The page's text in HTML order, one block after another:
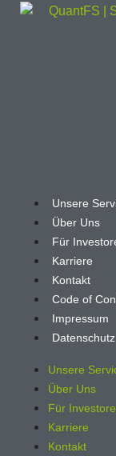
Unsere
Über Uns
Für
Karriere
Kontakt
Code of
Impressum
Datenschutz
Unsere
Über Uns
Für
Karriere
Kontakt